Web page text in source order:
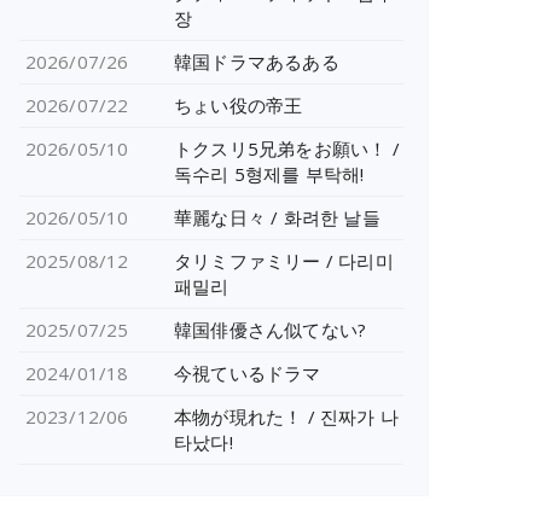
장
2026/07/26
韓国ドラマあるある
2026/07/22
ちょい役の帝王
2026/05/10
トクスリ5兄弟をお願い！ /
독수리 5형제를 부탁해!
2026/05/10
華麗な日々 / 화려한 날들
2025/08/12
タリミファミリー / 다리미
패밀리
2025/07/25
韓国俳優さん似てない?
2024/01/18
今視ているドラマ
2023/12/06
本物が現れた！ / 진짜가 나
타났다!